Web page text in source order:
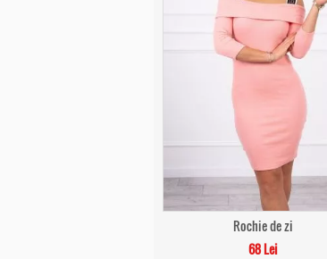
Rochie de zi
68 Lei